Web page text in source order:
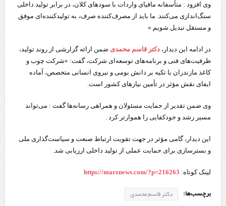
وی افزود : متأسفانه مافیای واردات با سودهای کلان، در برابر تولید داخلی
سنگ‌اندازی می‌کنند. ما باید از مصرف‌کننده صرف، به تولیدکننده‌ای موفق
و مستقل تبدیل شویم.»
در ادامه این دیدار، دکتر قاسم محمدی ضمن ارائه گزارشی از روند تولید،
ظرفیت‌های فنی و برنامه‌های توسعه‌ای شرکت، گفت: «شرکت چوب و
کاغذ مازندران با تکیه بر دانش بومی و نیروی انسانی متخصص، آماده
ایفای نقش مؤثر در تأمین نیازهای کشور است.
وی ضمن تقدیر از حمایت مسئولان و همراهی رسانه‌ها گفت : می‌تواند
مسیر رشد و خودکفایی را هموارتر کرد .
این دیدار، گامی مؤثر در جهت تقویت ارتباط صنعت و سیاست‌گذاری ملی
و بسترسازی برای حمایت عملی از تولید داخلی ارزیابی شد.
لینک کوتاه: https://marznews.com/?p=216263
برچسب‌ها: دکتر قاسم محمدی